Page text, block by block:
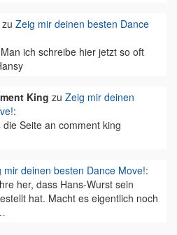
zu Zeig mir deinen besten Dance
ich schreibe hier jetzt so oft
King zu Zeig mir deinen
:
Seite an comment king
mir deinen besten Dance Move!:
her, dass Hans-Wurst sein
hat. Macht es eigentlich noch